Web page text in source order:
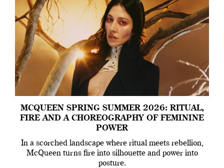
MCQUEEN SPRING SUMMER 2026: RITUAL,
FIRE AND A CHOREOGRAPHY OF FEMININE
POWER
In a scorched landscape where ritual meets rebellion,
McQueen turns fire into silhouette and power into
posture.